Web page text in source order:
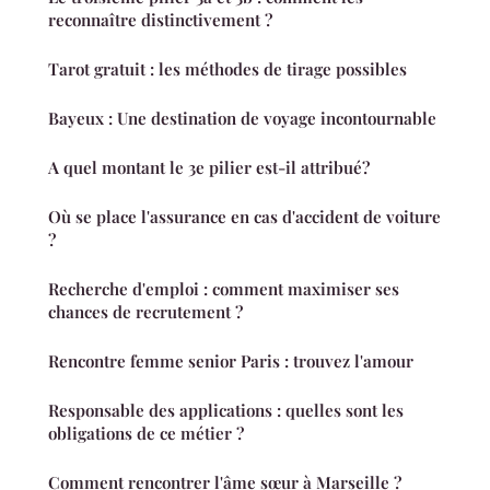
reconnaître distinctivement ?
Tarot gratuit : les méthodes de tirage possibles
Bayeux : Une destination de voyage incontournable
A quel montant le 3e pilier est-il attribué?
Où se place l'assurance en cas d'accident de voiture
?
Recherche d'emploi : comment maximiser ses
chances de recrutement ?
Rencontre femme senior Paris : trouvez l'amour
Responsable des applications : quelles sont les
obligations de ce métier ?
Comment rencontrer l'âme sœur à Marseille ?